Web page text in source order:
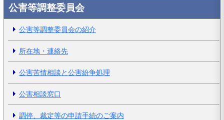
公害等調整委員会
公害等調整委員会の紹介
所在地・連絡先
公害苦情相談と公害紛争処理
公害相談窓口
調停、裁定等の申請手続のご案内